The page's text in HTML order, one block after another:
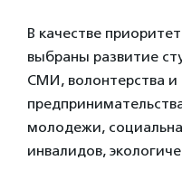
В качестве
выбраны развитие
СМИ, волонтерства
молодежи,
инвалидов,